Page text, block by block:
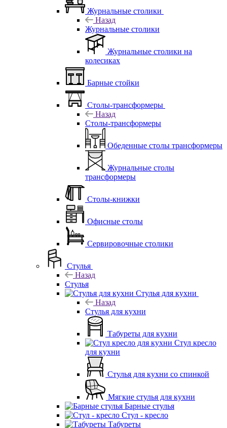
Журнальные столики
Назад
Журнальные столики
Журнальные столики на
колесиках
Барные стойки
Столы-трансформеры
Назад
Столы-трансформеры
Обеденные столы трансформеры
Журнальные столы
трансформеры
Столы-книжки
Офисные столы
Сервировочные столики
Стулья
Назад
Стулья
Стулья для кухни
Назад
Стулья для кухни
Табуреты для кухни
Стул кресло
для кухни
Стулья для кухни со спинкой
Мягкие стулья для кухни
Барные стулья
Стул - кресло
Табуреты